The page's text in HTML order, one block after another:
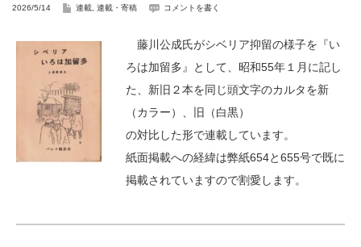
2026/5/14 連載 連載・寄稿 コメントを書く
藤川公成氏がシベリア抑留の様子を『い
ろは加留多』として、昭和55年１月に記し
た、新旧２本を同じ頭文字のカルタを新
（カラー）、旧（白黒）
の対比した形で連載しています。
紙面掲載への経緯は弊紙654と655号で既に
掲載されていますので割愛します。